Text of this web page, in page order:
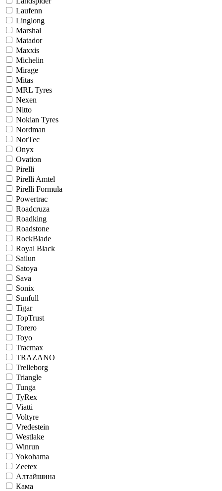
Laufenn
Linglong
Marshal
Matador
Maxxis
Michelin
Mirage
Mitas
MRL Tyres
Nexen
Nitto
Nokian Tyres
Nordman
NorTec
Onyx
Ovation
Pirelli
Pirelli Amtel
Pirelli Formula
Powertrac
Roadcruza
Roadking
Roadstone
RockBlade
Royal Black
Sailun
Satoya
Sava
Sonix
Sunfull
Tigar
TopTrust
Torero
Toyo
Tracmax
TRAZANO
Trelleborg
Triangle
Tunga
TyRex
Viatti
Voltyre
Vredestein
Westlake
Winrun
Yokohama
Zeetex
Алтайшина
Кама